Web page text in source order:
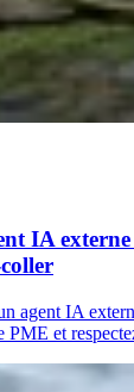
IA externe
agent IA
PME et